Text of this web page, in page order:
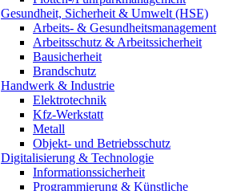
Gesundheit, Sicherheit & Umwelt (HSE)
Arbeits- & Gesundheitsmanagement
Arbeitsschutz & Arbeitssicherheit
Bausicherheit
Brandschutz
Handwerk & Industrie
Elektrotechnik
Kfz-Werkstatt
Metall
Objekt- und Betriebsschutz
Digitalisierung & Technologie
Informationssicherheit
Programmierung & Künstliche